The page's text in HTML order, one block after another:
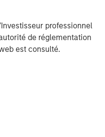
professionnel
de réglementation
est consulté.
North American Cloud
For more than 20 years,
provider that delivers